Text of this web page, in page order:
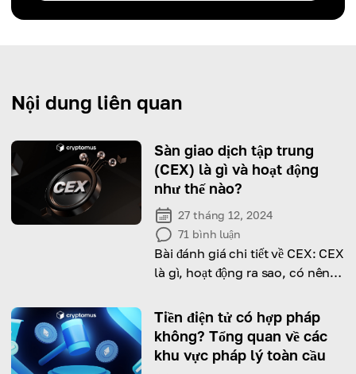
Nội dung liên quan
Sàn giao dịch tập trung
(CEX) là gì và hoạt động
như thế nào?
27 tháng 12, 2024
71 bình luận
Bài đánh giá chi tiết về CEX: CEX
là gì, hoạt động ra sao, có nên
Tiền điện tử có hợp pháp
không? Tổng quan về các
khu vực pháp lý toàn cầu